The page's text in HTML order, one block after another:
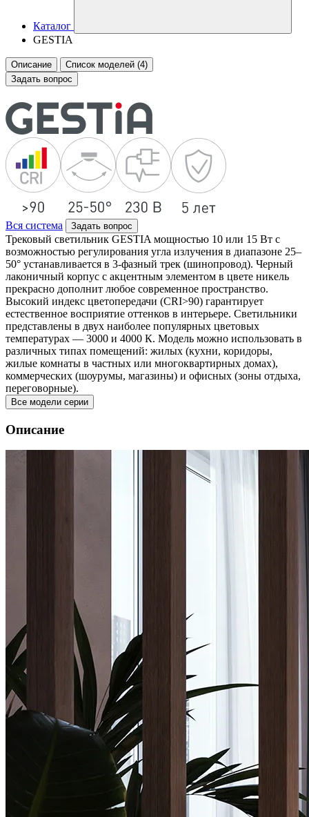
Каталог
GESTIA
Описание
Список моделей (4)
Задать вопрос
Вся система Задать вопрос
Трековый светильник GESTIA мощностью 10 или 15 Вт с
возможностью регулирования угла излучения в диапазоне 25–
50° устанавливается в 3-фазный трек (шинопровод). Черный
лаконичный корпус с акцентным элементом в цвете никель
прекрасно дополнит любое современное пространство.
Высокий индекс цветопередачи (CRI>90) гарантирует
естественное восприятие оттенков в интерьере. Светильники
представлены в двух наиболее популярных цветовых
температурах — 3000 и 4000 К. Модель можно использовать в
различных типах помещений: жилых (кухни, коридоры,
жилые комнаты в частных или многоквартирных домах),
коммерческих (шоурумы, магазины) и офисных (зоны отдыха,
переговорные).
Все модели серии
Описание